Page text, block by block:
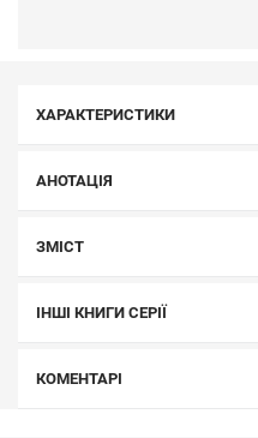
ХАРАКТЕРИСТИКИ
АНОТАЦІЯ
ЗМІСТ
ІНШІ КНИГИ СЕРІЇ
КОМЕНТАРІ